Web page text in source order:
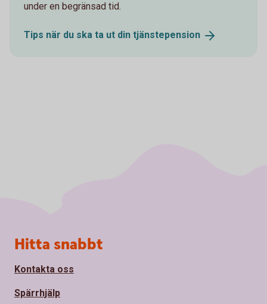
under en begränsad tid.
Tips när du ska ta ut din tjänstepension
Sidfot
Hitta snabbt
Kontakta oss
Spärrhjälp